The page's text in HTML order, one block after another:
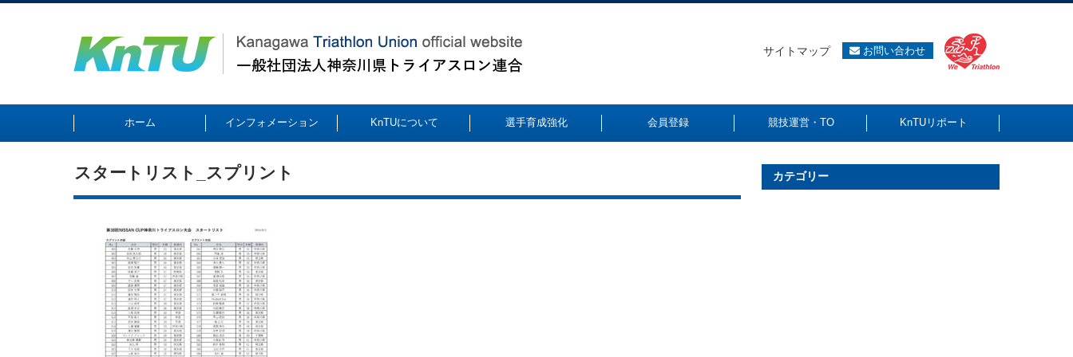
サイトマップ お問い合わせ
ホーム インフォメーション KnTUについて 選手育成強化 会員登録 競技運営・TO KnTUリポート
スタートリスト_スプリント カテゴリー